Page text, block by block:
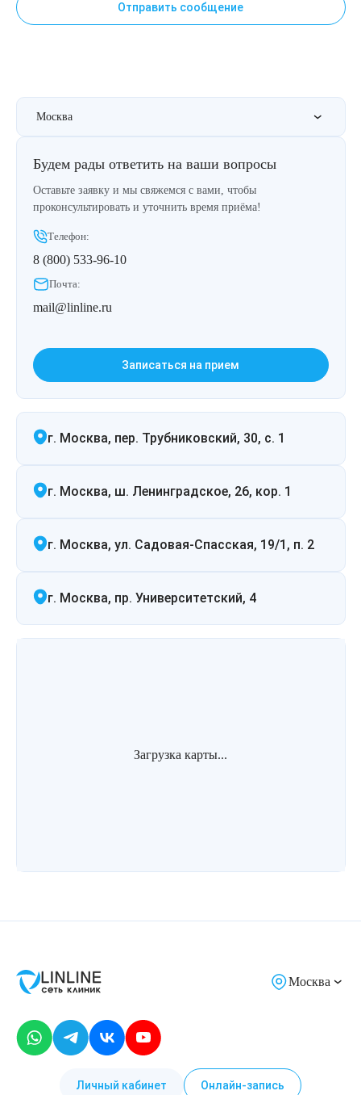
Отправить сообщение
Москва
Будем рады ответить на ваши вопросы
Оставьте заявку и мы свяжемся с вами, чтобы
проконсультировать и уточнить время приёма!
Телефон:
8 (800) 533-96-10
Почта:
mail@linline.ru
Записаться на прием
г. Москва, пер. Трубниковский, 30, с. 1
г. Москва, ш. Ленинградское, 26, кор. 1
г. Москва, ул. Садовая-Спасская, 19/1, п. 2
г. Москва, пр. Университетский, 4
Загрузка карты...
Москва
Личный кабинет Онлайн-запись